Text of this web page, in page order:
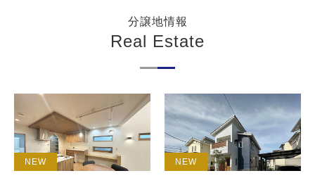
分譲地情報
Real Estate
NEW NEW